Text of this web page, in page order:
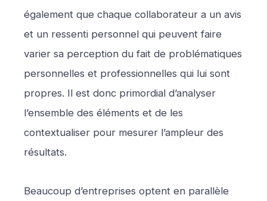
également que chaque collaborateur a un avis
et un ressenti personnel qui peuvent faire
varier sa perception du fait de problématiques
personnelles et professionnelles qui lui sont
propres. Il est donc primordial d’analyser
l’ensemble des éléments et de les
contextualiser pour mesurer l’ampleur des
résultats.
Beaucoup d’entreprises optent en parallèle